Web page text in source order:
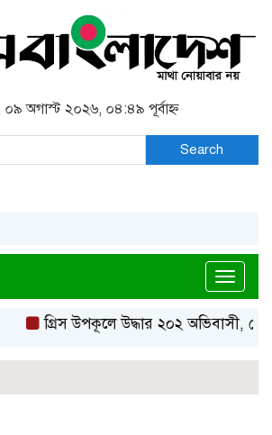
০৯ অগাস্ট ২০২৬, ০৪:৪৯ পূর্বাহ্ন
Search
গ্রিস উপকূলে উদ্ধার ২০২ অভিবাসী,